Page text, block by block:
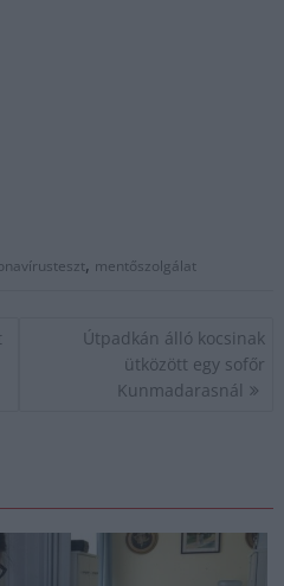
, mentőszolgálat
Útpadkán álló kocsinak
ütközött egy sofőr
Kunmadarasnál